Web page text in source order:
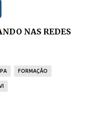
NAS REDES
FORMAÇÃO